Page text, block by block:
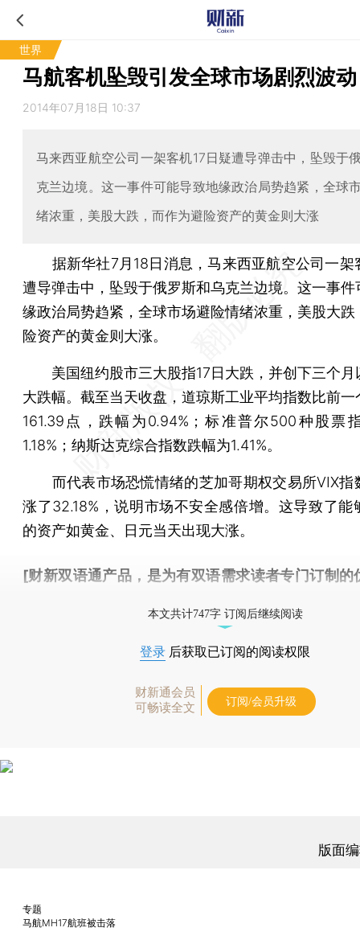
世界
马航客机坠毁引发全球市场剧烈波动
2014年07月18日 10:37
马来西亚航空公司一架客机17日疑遭导弹击中，坠毁于
克兰边境。这一事件可能导致地缘政治局势趋紧，全球
绪浓重，美股大跌，而作为避险资产的黄金则大涨
据新华社7月18日消息，马来西亚航空公司一架
遭导弹击中，坠毁于俄罗斯和乌克兰边境。这一事件
缘政治局势趋紧，全球市场避险情绪浓重，美股大跌
险资产的黄金则大涨。
美国纽约股市三大股指17日大跌，并创下三个月
大跌幅。截至当天收盘，道琼斯工业平均指数比前一
161.39点，跌幅为0.94%；标准普尔500种股票
1.18%；纳斯达克综合指数跌幅为1.41%。
而代表市场恐慌情绪的芝加哥期权交易所VIX指
涨了32.18%，说明市场不安全感倍增。这导致了能
的资产如黄金、日元当天出现大涨。
[财新双语通产品，是为有双语需求读者专门订制的
本文共计747字 订阅后继续阅读
登录 后获取已订阅的阅读权限
财新通会员
可畅读全文
订阅/会员升级
版面
专题
马航MH17航班被击落